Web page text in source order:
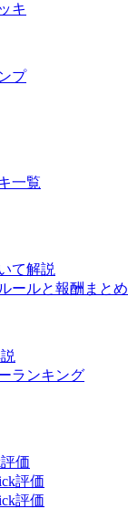
キ
プ
一覧
て解説
ールと報酬まとめ
ランキング
価
評価
評価